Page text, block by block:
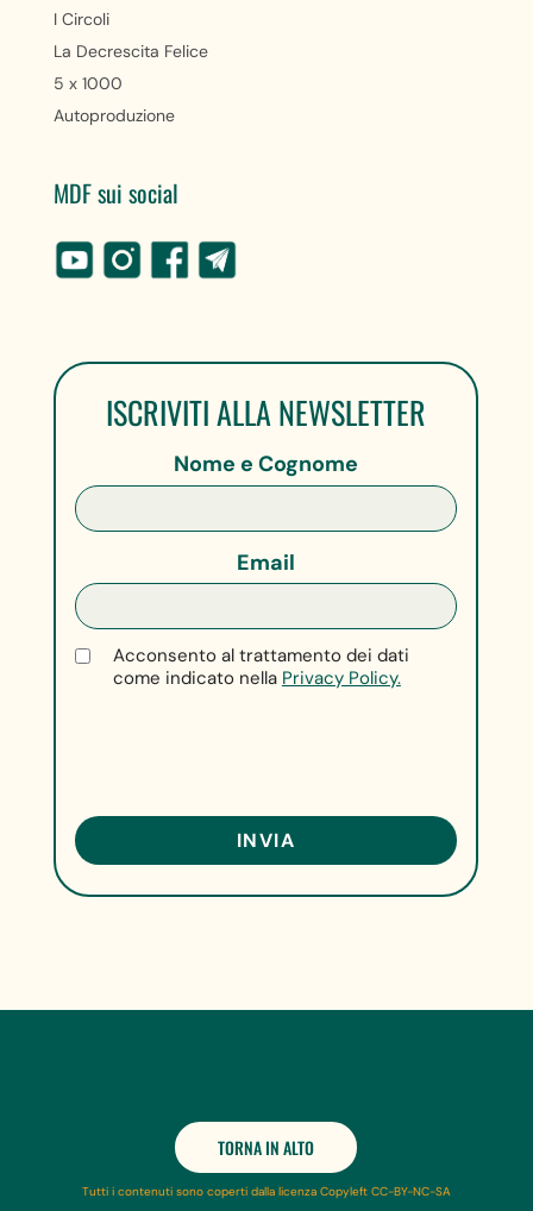
I Circoli
La Decrescita Felice
5 x 1000
Autoproduzione
MDF sui social
ISCRIVITI ALLA NEWSLETTER
Nome e Cognome
Email
Acconsento al trattamento dei dati
come indicato nella Privacy Policy.
TORNA IN ALTO
Tutti i contenuti sono coperti dalla licenza Copyleft CC-BY-NC-SA